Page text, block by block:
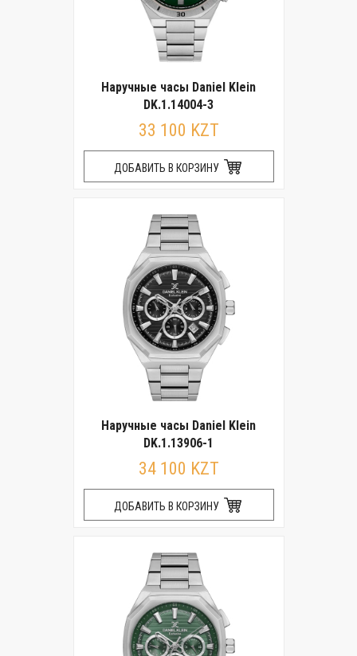
Наручные часы Daniel Klein
DK.1.14004-3
33 100 KZT
ДОБАВИТЬ В КОРЗИНУ
Наручные часы Daniel Klein
DK.1.13906-1
34 100 KZT
ДОБАВИТЬ В КОРЗИНУ